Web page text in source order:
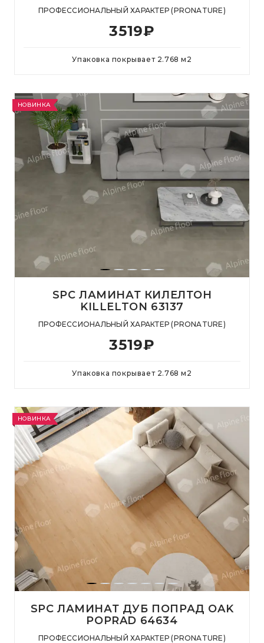
ПРОФЕССИОНАЛЬНЫЙ ХАРАКТЕР (PRONATURE)
3519₽
Упаковка покрывает 2.768 м 2
НОВИНКА
SPC ЛАМИНАТ КИЛЕЛТОН
KILLELTON 63137
ПРОФЕССИОНАЛЬНЫЙ ХАРАКТЕР (PRONATURE)
3519₽
Упаковка покрывает 2.768 м 2
НОВИНКА
SPC ЛАМИНАТ ДУБ ПОПРАД OAK
POPRAD 64634
ПРОФЕССИОНАЛЬНЫЙ ХАРАКТЕР (PRONATURE)